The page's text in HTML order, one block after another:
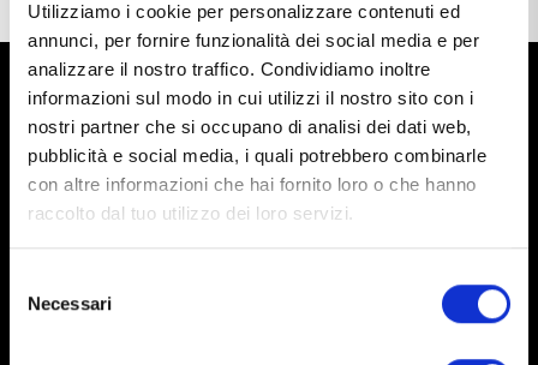
Utilizziamo i cookie per personalizzare contenuti ed
annunci, per fornire funzionalità dei social media e per
analizzare il nostro traffico. Condividiamo inoltre
informazioni sul modo in cui utilizzi il nostro sito con i
nostri partner che si occupano di analisi dei dati web,
pubblicità e social media, i quali potrebbero combinarle
con altre informazioni che hai fornito loro o che hanno
raccolto dal tuo utilizzo dei loro servizi.
delNecessari
Tracciamento ordini
In modo semplice e veloce